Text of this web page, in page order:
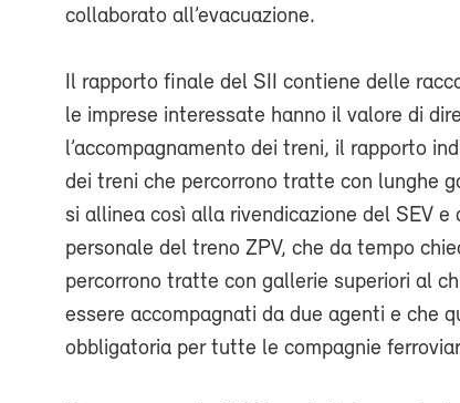
collaborato all’evacuazione.
Il rapporto finale del SII contiene delle
le imprese interessate hanno il valore di
l’accompagnamento dei treni, il rapporto
dei treni che percorrono tratte con lunghe
si allinea così alla rivendicazione del SEV
personale del treno ZPV, che da tempo
percorrono tratte con gallerie superiori al
essere accompagnati da due agenti e che
obbligatoria per tutte le compagnie